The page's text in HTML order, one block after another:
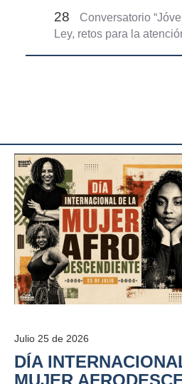
28
Conversatorio
Ley, retos para la
Julio 25 de 2026
DÍA